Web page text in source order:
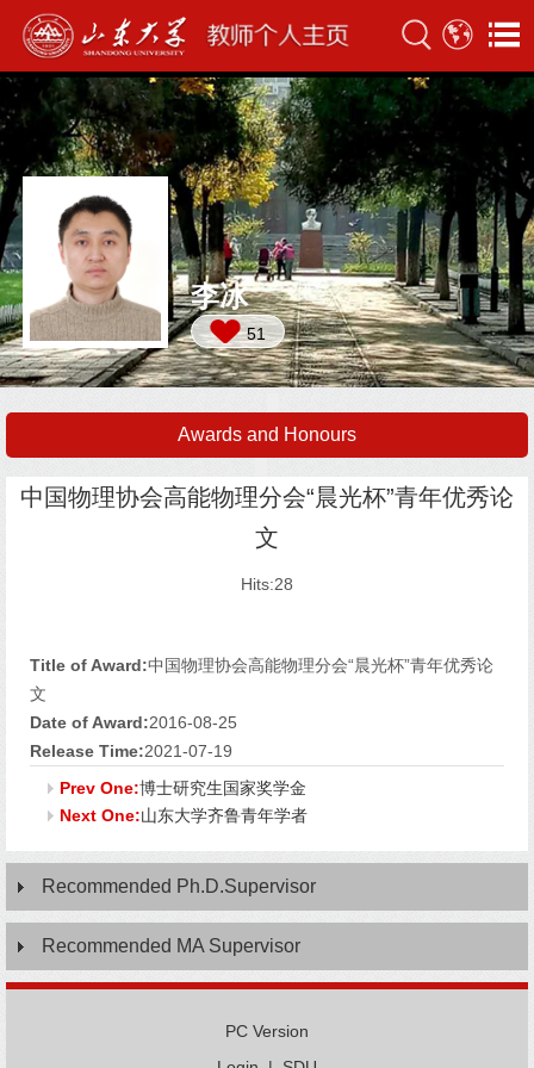
李冰
51
Awards and Honours
中国物理协会高能物理分会“晨光杯”青年优秀论
文
Hits:28
Title of Award:中国物理协会高能物理分会“晨光杯”青年优秀论
文
Date of Award:2016-08-25
Release Time:2021-07-19
Prev One:博士研究生国家奖学金
Next One:山东大学齐鲁青年学者
Recommended Ph.D.Supervisor
Recommended MA Supervisor
PC Version